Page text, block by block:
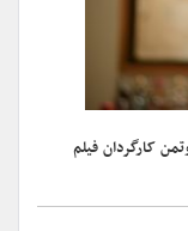
کارگردان فیلم